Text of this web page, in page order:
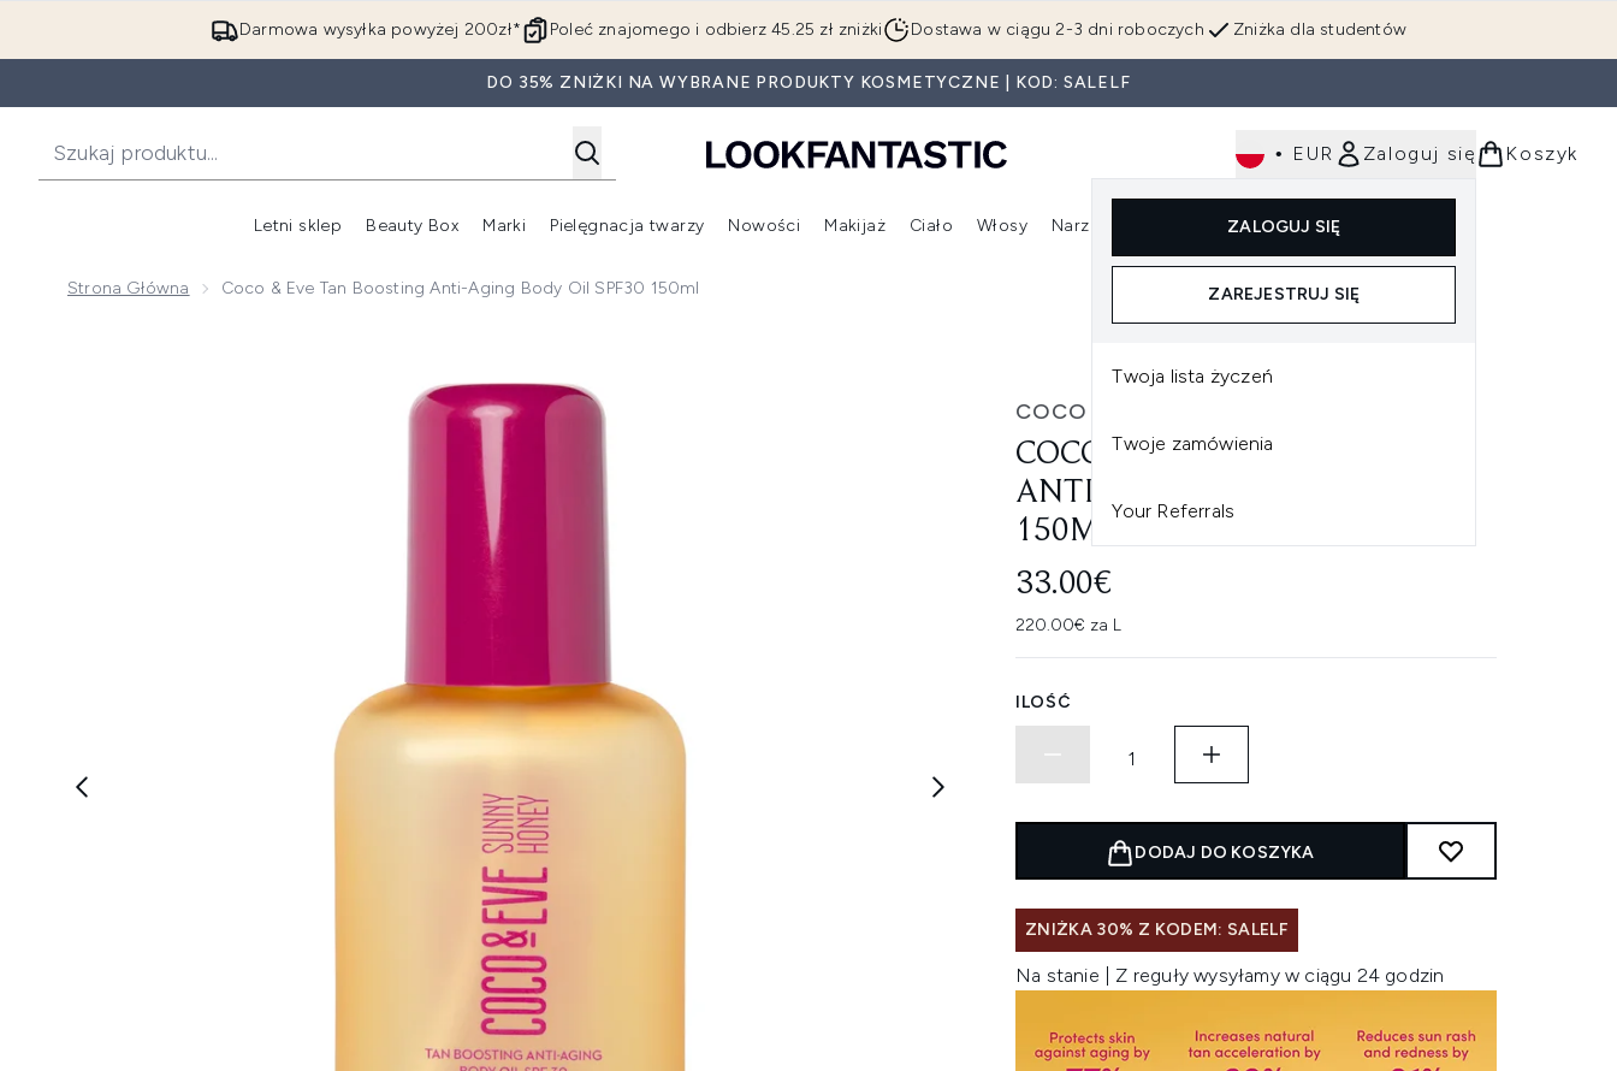
Przejdź do głównej treści
Darmowa wysyłka powyżej 200zł* Zniżka dla studentów
Poleć znajomego i odbierz 45.25 zł zniżki Dostawa w ciągu 2-3 dni roboczych
DO 35% ZNIŻKI NA WYBRANE PRODUKTY KOSMETYCZNE | KOD: SALELF
• EUR Zaloguj się
ZALOGUJ SIĘ
ZAREJESTRUJ SIĘ
Twoja lista życzeń
Twoje zamówienia
Your Referrals
Koszyk
Letni sklep Beauty Box
Wejdź do podmenu (Beauty Box)
Marki
Wejdź do podmenu (Marki)
Pielęgnacja twarzy
Wejdź do podmenu (Pielęgnacja twarzy)
Nowości
Wejdź do podmenu (Nowości)
Makijaż
Wejdź do podmenu (Makijaż)
Ciało Włosy
Wejdź do podmenu (Włosy)
Narzędzia
Wejdź do podmenu (Narzędzia)
Dla mężczyzn
Strona Główna Coco & Eve Tan Boosting Anti-Aging Body Oil SPF30 150ml
COCO & EVE
COCO & EVE TAN BOOSTING
ANTI-AGING BODY OIL SPF30
150ML
33.00€
220.00€ za L
ILOŚĆ
DODAJ DO KOSZYKA
ZNIŻKA 30% Z KODEM: SALELF
Na stanie | Z reguły wysyłamy w ciągu 24 godzin